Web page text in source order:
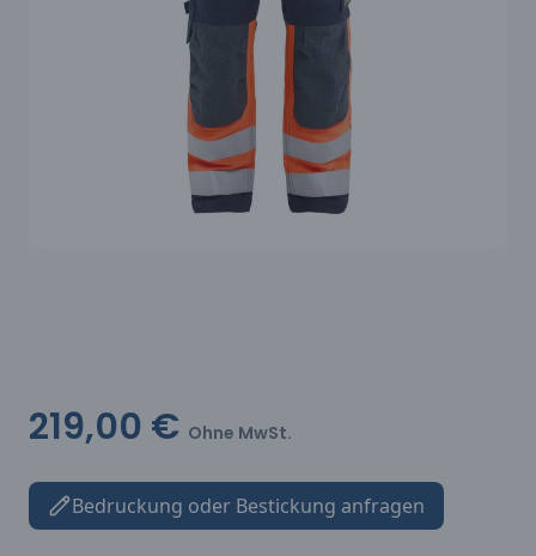
219,00 € Ohne MwSt.
Bedruckung oder Bestickung anfragen